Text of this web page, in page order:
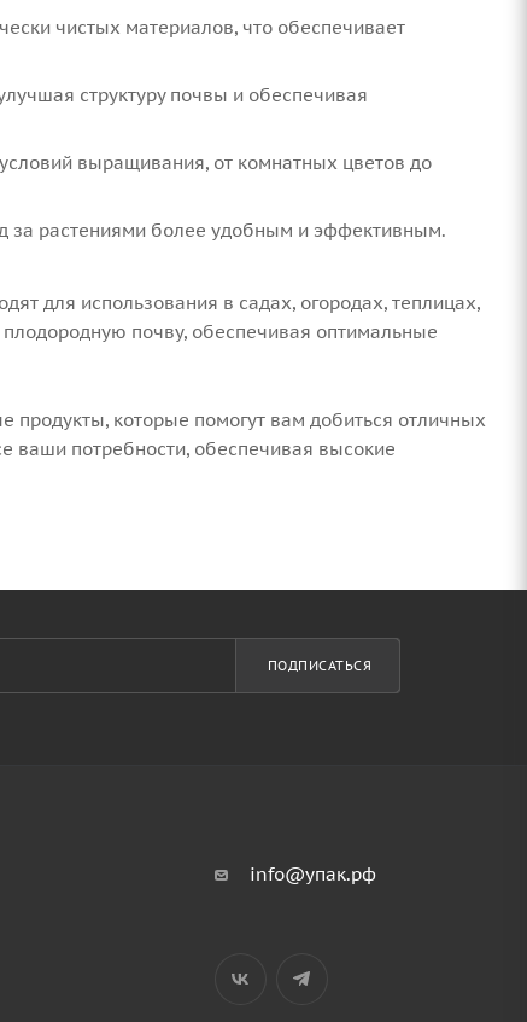
чистых материалов, что обеспечивает
структуру почвы и обеспечивая
выращивания, от комнатных цветов до
за растениями более удобным и эффективным.
для использования в садах, огородах, теплицах,
почву, обеспечивая оптимальные
которые помогут вам добиться отличных
ваши потребности, обеспечивая высокие
ПОДПИСАТЬСЯ
info@упак.рф